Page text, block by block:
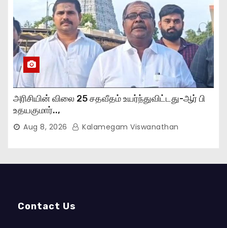
அரிசியின் விலை 25 சதவீதம் உயர்ந்துவிட்டது-ஆர் பி
உதயகுமார்..,
Aug 8, 2026 Kalamegam Viswanathan
Contact Us